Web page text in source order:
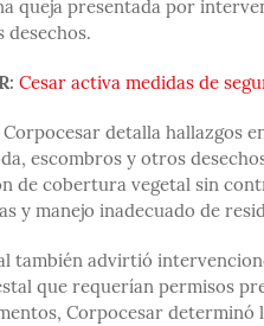
queja presentada por
desechos.
Cesar activa medidas de
detalla hallazgos
escombros y otros
de cobertura vegetal sin
y manejo inadecuado de
también advirtió
que requerían permisos
Corpocesar